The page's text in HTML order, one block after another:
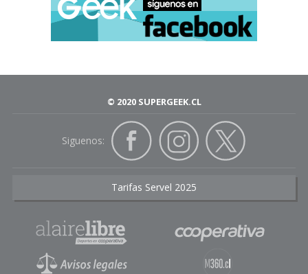
© 2020 SUPERGEEK.CL
Siguenos:
Tarifas Servel 2025